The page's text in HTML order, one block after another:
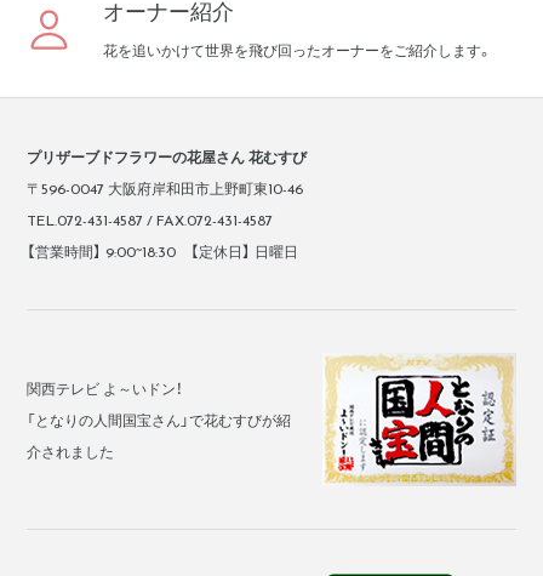
オーナー紹介
花を追いかけて世界を飛び回ったオーナーをご紹介します。
プリザーブドフラワーの花屋さん 花むすび
〒596-0047 大阪府岸和田市上野町東10-46
TEL.072-431-4587 / FAX.072-431-4587
【営業時間】 9:00~18:30 【定休日】 日曜日
関西テレビ よ～いドン！
「となりの人間国宝さん」で花むすびが紹
介されました